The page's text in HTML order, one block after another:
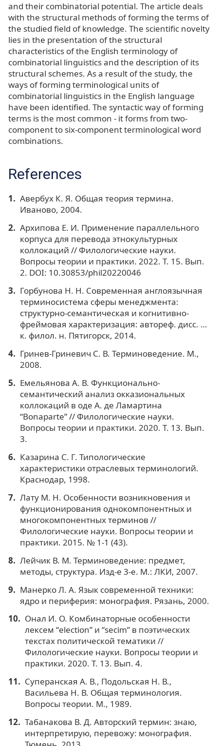
and their combinatorial potential. The article deals
with the structural methods of forming the terms of
the studied field of knowledge. The scientific novelty
lies in the presentation of the structural
characteristics of the English terminology of
combinatorial linguistics and the description of its
structural schemes. As a result of the study, the
ways of forming terminological units of
combinatorial linguistics in the English language
have been identified. The syntactic way of forming
terms is the most common - it forms from two-
component to six-component terminological word
combinations.
References
Авербух К. Я. Общая теория термина.
Иваново, 2004.
Архипова Е. И. Применение параллельного
корпуса для перевода этнокультурных
коллокаций // Филологические науки.
Вопросы теории и практики. 2022. Т. 15. Вып.
2. DOI: 10.30853/phil20220046
Горбунова Н. Н. Современная англоязычная
терминосистема сферы менеджмента:
структурно-семантическая и когнитивно-
фреймовая характеризация: автореф. дисс. …
к. филол. н. Пятигорск, 2014.
Гринев-Гриневич С. В. Терминоведение. М.,
2008.
Емельянова А. В. Функционально-
семантический анализ окказиональных
коллокаций в оде А. де Ламартина
“Bonaparte” // Филологические науки.
Вопросы теории и практики. 2020. Т. 13. Вып.
3.
Казарина С. Г. Типологические
характеристики отраслевых терминологий.
Краснодар, 1998.
Лату М. Н. Особенности возникновения и
функционирования однокомпонентных и
многокомпонентных терминов //
Филологические науки. Вопросы теории и
практики. 2015. № 1-1 (43).
Лейчик В. М. Терминоведение: предмет,
методы, структура. Изд-е 3-е. М.: ЛКИ, 2007.
Манерко Л. А. Язык современной техники:
ядро и периферия: монография. Рязань, 2000.
Онал И. О. Комбинаторные особенности
лексем “election” и “secim” в поэтических
текстах политической тематики //
Филологические науки. Вопросы теории и
практики. 2020. Т. 13. Вып. 4.
Суперанская А. В., Подольская Н. В.,
Васильева Н. В. Общая терминология.
Вопросы теории. М., 1989.
Табанакова В. Д. Авторский термин: знаю,
интерпретирую, перевожу: монография.